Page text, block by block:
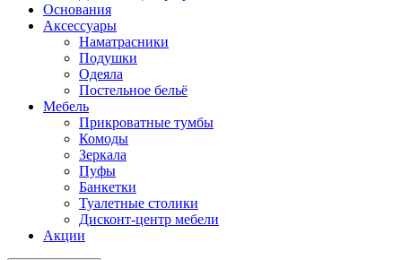
Основания
Аксессуары
Наматрасники
Подушки
Одеяла
Постельное бельё
Мебель
Прикроватные тумбы
Комоды
Зеркала
Пуфы
Банкетки
Туалетные столики
Дисконт-центр мебели
Акции